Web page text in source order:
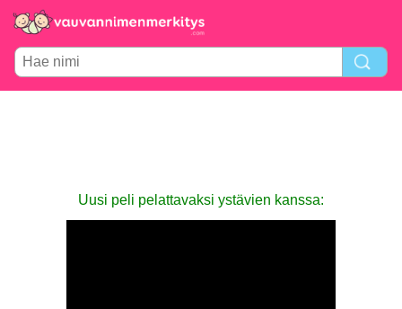
Uusi peli pelattavaksi ystävien kanssa: